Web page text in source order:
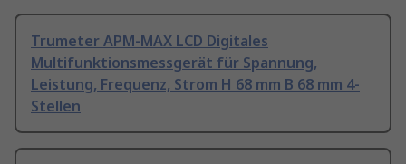
Trumeter APM-MAX LCD Digitales
Multifunktionsmessgerät für Spannung,
Leistung, Frequenz, Strom H 68 mm B 68 mm 4-
Stellen